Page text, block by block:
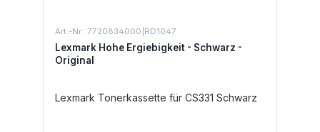
Art.-Nr.: 7720834000|RD1047
Lexmark Hohe Ergiebigkeit - Schwarz -
Original
Lexmark Tonerkassette für CS331 Schwarz